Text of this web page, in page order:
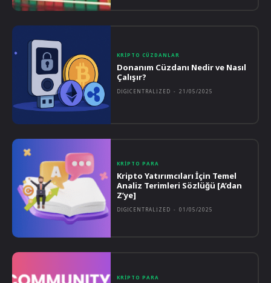
KRIPTO CÜZDANLAR
Donanım Cüzdanı Nedir ve Nasıl
Çalışır?
DIGICENTRALIZED - 21/05/2025
KRIPTO PARA
Kripto Yatırımcıları İçin Temel
Analiz Terimleri Sözlüğü [A’dan
Z’ye]
DIGICENTRALIZED - 01/05/2025
KRIPTO PARA